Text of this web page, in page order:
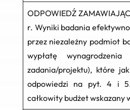
ODPOWIEDŹ
r. Wyniki badania
przez niezależny podmiot
wypłatę
zadania/projektu), które
odpowiedzi na pyt. 4 i
całkowity budżet wskazany